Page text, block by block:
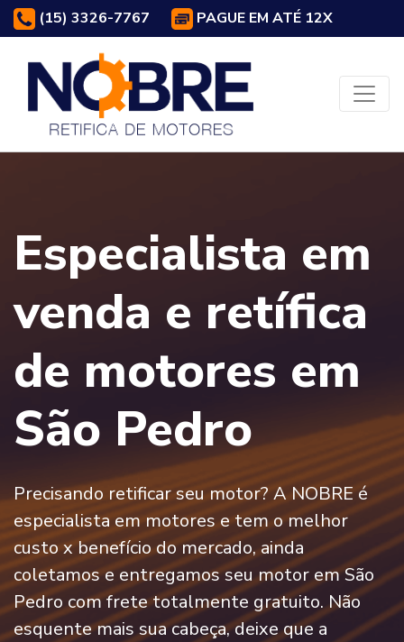
(15) 3326-7767 PAGUE EM ATÉ 12X
Especialista em
venda e retífica
de motores em
São Pedro
Precisando retificar seu motor? A NOBRE é
especialista em motores e tem o melhor
custo x benefício do mercado, ainda
coletamos e entregamos seu motor em São
Pedro com frete totalmente gratuito. Não
esquente mais sua cabeça, deixe que a